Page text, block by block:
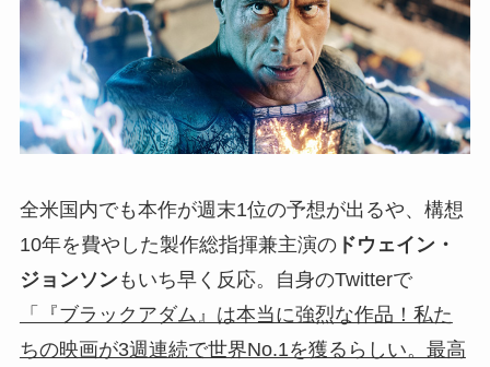
全米国内でも本作が週末1位の予想が出るや、構想
10年を費やした製作総指揮兼主演のドウェイン・
ジョンソンもいち早く反応。自身のTwitterで
「『ブラックアダム』は本当に強烈な作品！私た
ちの映画が3週連続で世界No.1を獲るらしい。最高